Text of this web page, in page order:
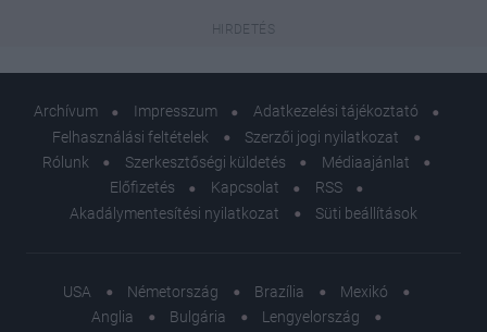
Archívum Impresszum
Adatkezelési tájékoztató
Felhasználási feltételek
Szerzői jogi nyilatkozat
Rólunk
Szerkesztőségi küldetés
Médiaajánlat
Előfizetés
Kapcsolat
RSS
Akadálymentesítési nyilatkozat
Süti beállítások
USA Németország Brazília
Mexikó
Anglia
Bulgária
Lengyelország